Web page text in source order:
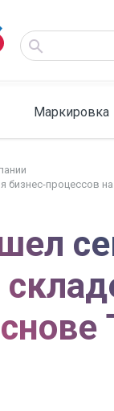
Маркировка
бизнес-процессов